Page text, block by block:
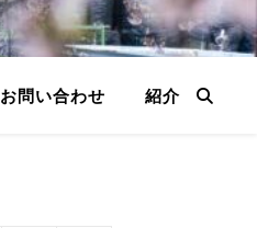
お問い合わせ 紹介